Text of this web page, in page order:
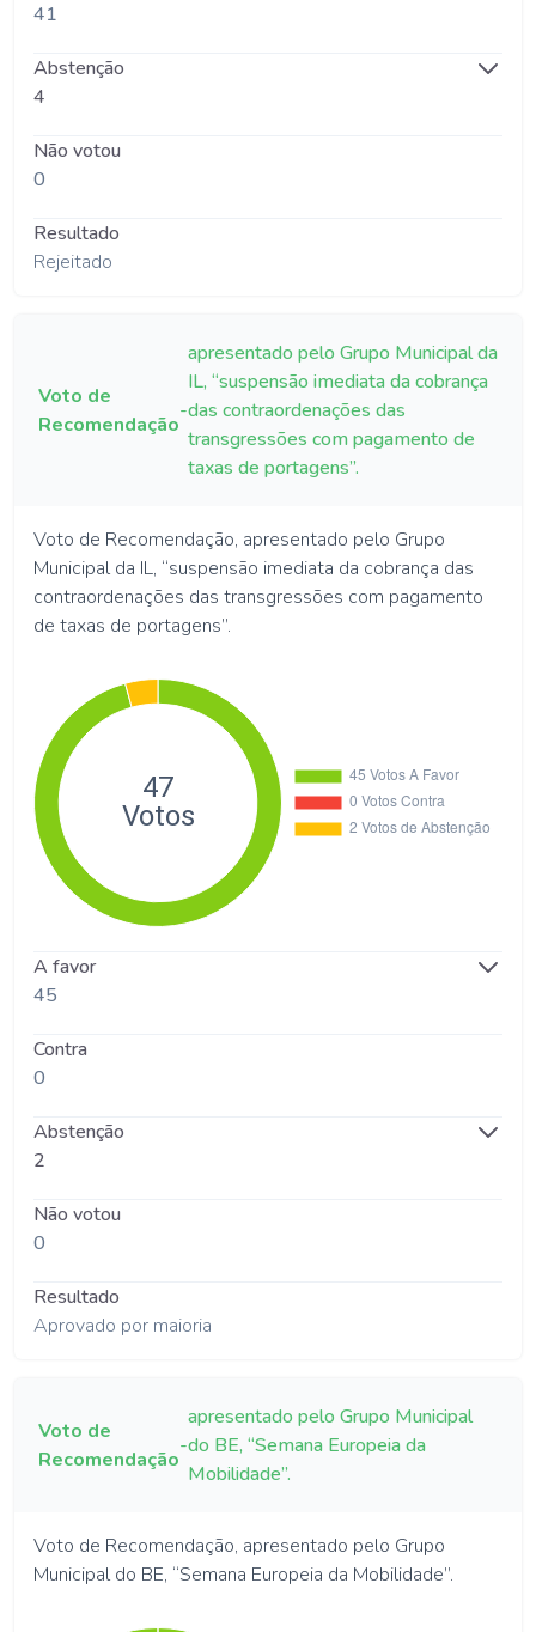
41
Abstenção
4
Não votou
0
Resultado
Rejeitado
Voto de
Recomendação
-
apresentado pelo Grupo Municipal da
IL, “suspensão imediata da cobrança
das contraordenações das
transgressões com pagamento de
taxas de portagens”.
Voto de Recomendação, apresentado pelo Grupo
Municipal da IL, “suspensão imediata da cobrança das
contraordenações das transgressões com pagamento
de taxas de portagens”.
A favor
45
Contra
0
Abstenção
2
Não votou
0
Resultado
Aprovado por maioria
Voto de
Recomendação
-
apresentado pelo Grupo Municipal
do BE, “Semana Europeia da
Mobilidade”.
Voto de Recomendação, apresentado pelo Grupo
Municipal do BE, “Semana Europeia da Mobilidade”.